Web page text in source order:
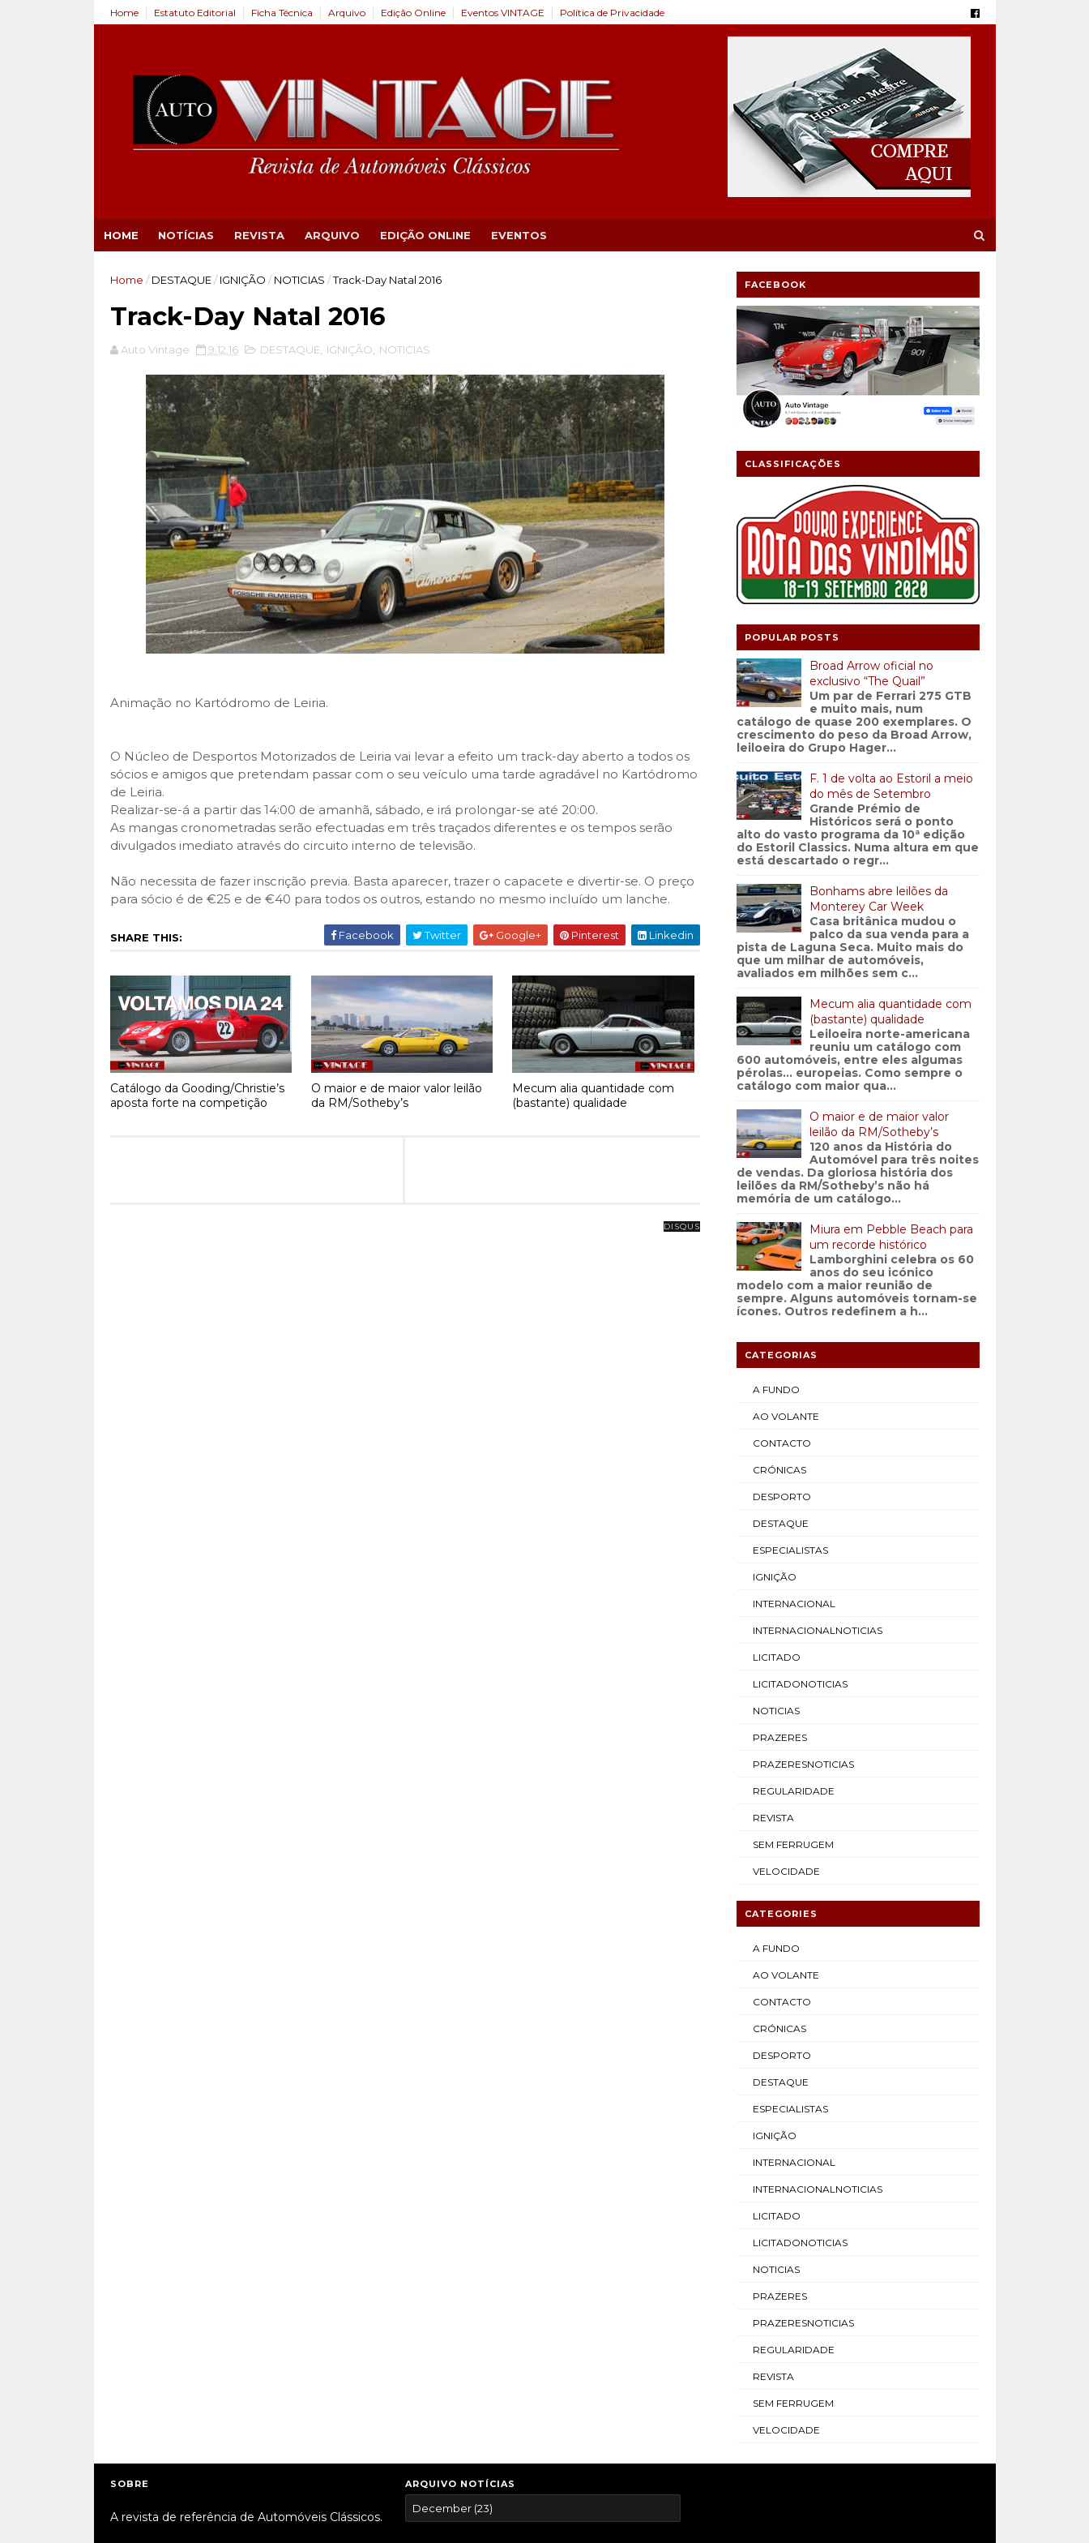
Home Estatuto Editorial Ficha Técnica Arquivo Edição Online Eventos VINTAGE Política de Privacidade
HOME NOTÍCIAS REVISTA ARQUIVO EDIÇÃO ONLINE EVENTOS
Home / DESTAQUE / IGNIÇÃO / NOTICIAS /Track-Day Natal 2016
Track-Day Natal 2016
Auto Vintage 9.12.16 DESTAQUE IGNIÇÃO NOTICIAS
Animação no Kartódromo de Leiria.
O Núcleo de Desportos Motorizados de Leiria vai levar a efeito um track-day aberto a todos os
sócios e amigos que pretendam passar com o seu veículo uma tarde agradável no Kartódromo
de Leiria.
Realizar-se-á a partir das 14:00 de amanhã, sábado, e irá prolongar-se até 20:00.
As mangas cronometradas serão efectuadas em três traçados diferentes e os tempos serão
divulgados imediato através do circuito interno de televisão.
Não necessita de fazer inscrição previa. Basta aparecer, trazer o capacete e divertir-se. O preço
para sócio é de €25 e de €40 para todos os outros, estando no mesmo incluído um lanche.
SHARE THIS: Facebook Twitter Google+ Pinterest Linkedin
Catálogo da Gooding/Christie’s
aposta forte na competição
O maior e de maior valor leilão
da RM/Sotheby’s
Mecum alia quantidade com
(bastante) qualidade
DISQUS
FACEBOOK
CLASSIFICAÇÕES
POPULAR POSTS
Broad Arrow oficial no
exclusivo “The Quail”
Um par de Ferrari 275 GTB
e muito mais, num
catálogo de quase 200 exemplares. O
crescimento do peso da Broad Arrow,
leiloeira do Grupo Hager...
F. 1 de volta ao Estoril a meio
do mês de Setembro
Grande Prémio de
Históricos será o ponto
alto do vasto programa da 10ª edição
do Estoril Classics. Numa altura em que
está descartado o regr...
Bonhams abre leilões da
Monterey Car Week
Casa britânica mudou o
palco da sua venda para a
pista de Laguna Seca. Muito mais do
que um milhar de automóveis,
avaliados em milhões sem c...
Mecum alia quantidade com
(bastante) qualidade
Leiloeira norte-americana
reuniu um catálogo com
600 automóveis, entre eles algumas
pérolas… europeias. Como sempre o
catálogo com maior qua...
O maior e de maior valor
leilão da RM/Sotheby’s
120 anos da História do
Automóvel para três noites
de vendas. Da gloriosa história dos
leilões da RM/Sotheby’s não há
memória de um catálogo...
Miura em Pebble Beach para
um recorde histórico
Lamborghini celebra os 60
anos do seu icónico
modelo com a maior reunião de
sempre. Alguns automóveis tornam-se
ícones. Outros redefinem a h...
CATEGORIAS
A FUNDO
AO VOLANTE
CONTACTO
CRÓNICAS
DESPORTO
DESTAQUE
ESPECIALISTAS
IGNIÇÃO
INTERNACIONAL
INTERNACIONALNOTICIAS
LICITADO
LICITADONOTICIAS
NOTICIAS
PRAZERES
PRAZERESNOTICIAS
REGULARIDADE
REVISTA
SEM FERRUGEM
VELOCIDADE
CATEGORIES
A FUNDO
AO VOLANTE
CONTACTO
CRÓNICAS
DESPORTO
DESTAQUE
ESPECIALISTAS
IGNIÇÃO
INTERNACIONAL
INTERNACIONALNOTICIAS
LICITADO
LICITADONOTICIAS
NOTICIAS
PRAZERES
PRAZERESNOTICIAS
REGULARIDADE
REVISTA
SEM FERRUGEM
VELOCIDADE
SOBRE
A revista de referência de Automóveis Clássicos.
ARQUIVO NOTÍCIAS